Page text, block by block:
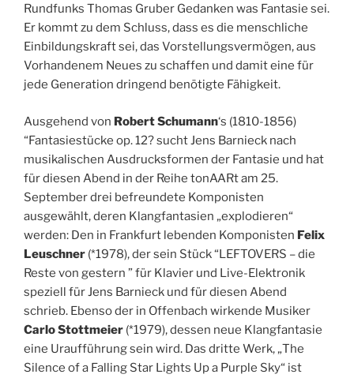
Rundfunks Thomas Gruber Gedanken was Fantasie sei.
Er kommt zu dem Schluss, dass es die menschliche
Einbildungskraft sei, das Vorstellungsvermögen, aus
Vorhandenem Neues zu schaffen und damit eine für
jede Generation dringend benötigte Fähigkeit.
Ausgehend von Robert Schumann‘s (1810-1856)
“Fantasiestücke op. 12? sucht Jens Barnieck nach
musikalischen Ausdrucksformen der Fantasie und hat
für diesen Abend in der Reihe tonAARt am 25.
September drei befreundete Komponisten
ausgewählt, deren Klangfantasien „explodieren“
werden: Den in Frankfurt lebenden Komponisten Felix
Leuschner (*1978), der sein Stück “LEFTOVERS – die
Reste von gestern ” für Klavier und Live-Elektronik
speziell für Jens Barnieck und für diesen Abend
schrieb. Ebenso der in Offenbach wirkende Musiker
Carlo Stottmeier (*1979), dessen neue Klangfantasie
eine Uraufführung sein wird. Das dritte Werk, „The
Silence of a Falling Star Lights Up a Purple Sky“ ist